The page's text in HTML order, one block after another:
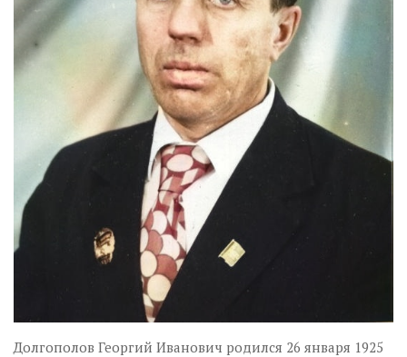
Долгополов Георгий Иванович родился 26 января 1925